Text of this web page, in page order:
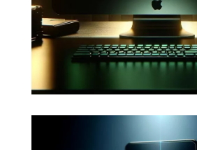
cybersécurité
WordPress.